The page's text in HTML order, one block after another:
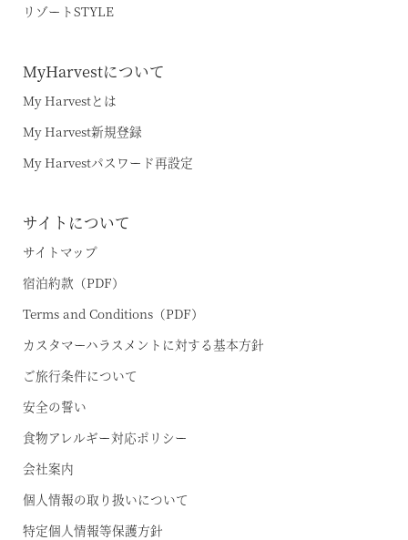
リゾートSTYLE
MyHarvestについて
My Harvestとは
My Harvest新規登録
My Harvestパスワード再設定
サイトについて
サイトマップ
宿泊約款（PDF）
Terms and Conditions（PDF）
カスタマーハラスメントに対する基本方針
ご旅行条件について
安全の誓い
食物アレルギー対応ポリシー
会社案内
個人情報の取り扱いについて
特定個人情報等保護方針